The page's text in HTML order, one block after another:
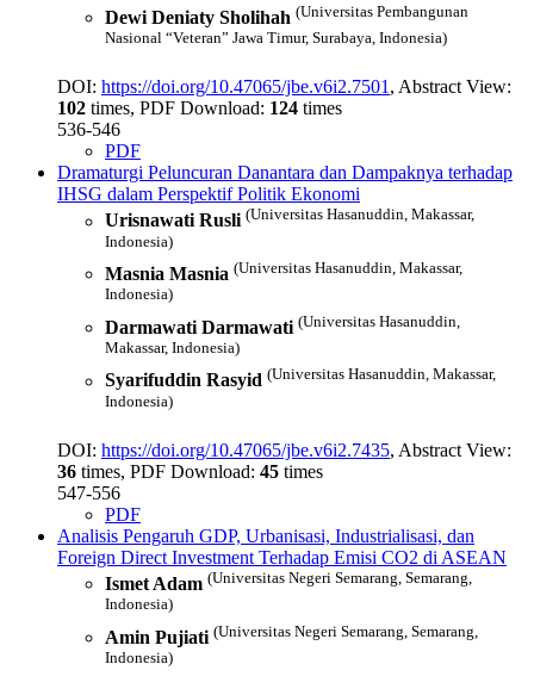
Dewi Deniaty Sholihah (Universitas Pembangunan
Nasional “Veteran” Jawa Timur, Surabaya, Indonesia)
DOI: https://doi.org/10.47065/jbe.v6i2.7501, Abstract View:
102 times, PDF Download: 124 times
536-546
PDF
Dramaturgi Peluncuran Danantara dan Dampaknya terhadap
IHSG dalam Perspektif Politik Ekonomi
Urisnawati Rusli (Universitas Hasanuddin, Makassar,
Indonesia)
Masnia Masnia (Universitas Hasanuddin, Makassar,
Indonesia)
Darmawati Darmawati (Universitas Hasanuddin,
Makassar, Indonesia)
Syarifuddin Rasyid (Universitas Hasanuddin, Makassar,
Indonesia)
DOI: https://doi.org/10.47065/jbe.v6i2.7435, Abstract View:
36 times, PDF Download: 45 times
547-556
PDF
Analisis Pengaruh GDP, Urbanisasi, Industrialisasi, dan
Foreign Direct Investment Terhadap Emisi CO2 di ASEAN
Ismet Adam (Universitas Negeri Semarang, Semarang,
Indonesia)
Amin Pujiati (Universitas Negeri Semarang, Semarang,
Indonesia)